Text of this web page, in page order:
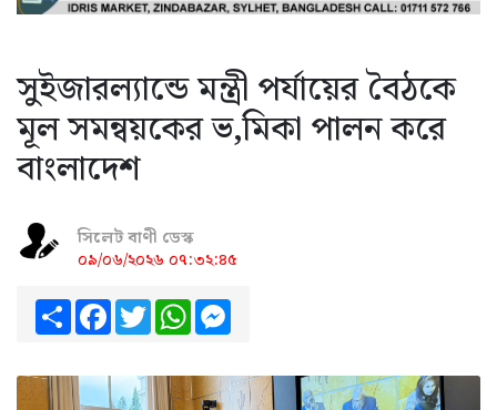
সুইজারল্যান্ডে মন্ত্রী পর্যায়ের বৈঠকে
মূল সমন্বয়কের ভ‚মিকা পালন করে
বাংলাদেশ
সিলেট বাণী ডেস্ক
০৯/০৬/২০২৬ ০৭:৩২:৪৫
ShareFacebook
TwitterWhatsApp